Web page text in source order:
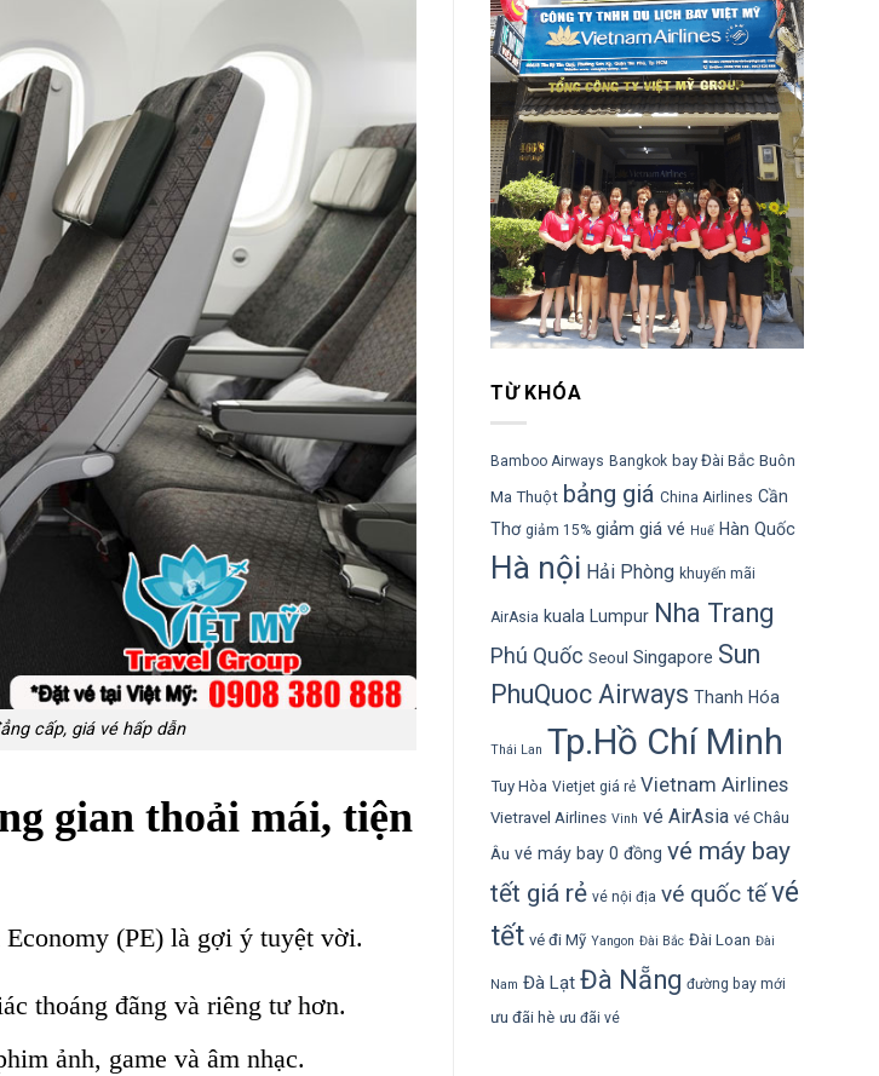
cấp, giá vé hấp dẫn
gian thoải mái, tiện
(PE) là gợi ý tuyệt vời.
thoáng đãng và riêng tư hơn.
ảnh, game và âm nhạc.
TỪ KHÓA
Bamboo Airways Bangkok bay Đài Bắc Buôn
Ma Thuột bảng giá China Airlines Cần
Thơ giảm 15% giảm giá vé Huế Hàn Quốc
Hà nội Hải Phòng khuyến mãi
AirAsia kuala Lumpur Nha Trang
Phú Quốc Seoul Singapore Sun
PhuQuoc Airways Thanh Hóa
Thái Lan Tp.Hồ Chí Minh
Tuy Hòa Vietjet giá rẻ Vietnam Airlines
Vietravel Airlines Vinh vé AirAsia vé Châu
Âu vé máy bay 0 đồng vé máy bay
tết giá rẻ vé nội địa vé quốc tếvé
tết vé đi Mỹ Yangon Đài Bắc Đài Loan Đài
Nam Đà Lạt Đà Nẵng đường bay mới
ưu đãi hè ưu đãi vé